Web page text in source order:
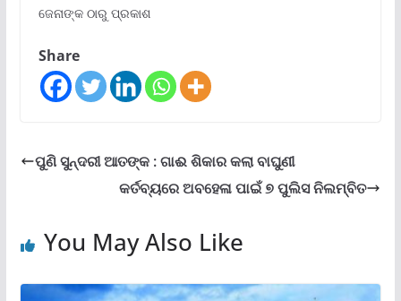
ଜେନାଙ୍କ ଠାରୁ ପ୍ରକାଶ
Share
ପୁଣି ସୁନ୍ଦରୀ ଆତଙ୍କ : ଗାଈ ଶିକାର କଲା ବାଘୁଣୀ
କର୍ତବ୍ୟରେ ଅବହେଳା ପାଇଁ ୭ ପୁଲିସ ନିଲମ୍ବିତ
You May Also Like